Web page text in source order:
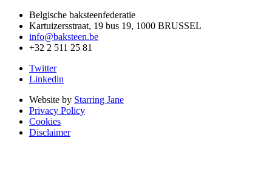
Belgische baksteenfederatie
Kartuizersstraat, 19 bus 19, 1000 BRUSSEL
info@baksteen.be
+32 2 511 25 81
Twitter
Linkedin
Website by Starring Jane
Privacy Policy
Cookies
Disclaimer